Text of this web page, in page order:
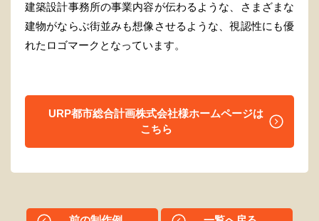
建築設計事務所の事業内容が伝わるような、さまざまな
建物がならぶ街並みも想像させるような、視認性にも優
れたロゴマークとなっています。
URP都市総合計画株式会社様ホームページは
こちら